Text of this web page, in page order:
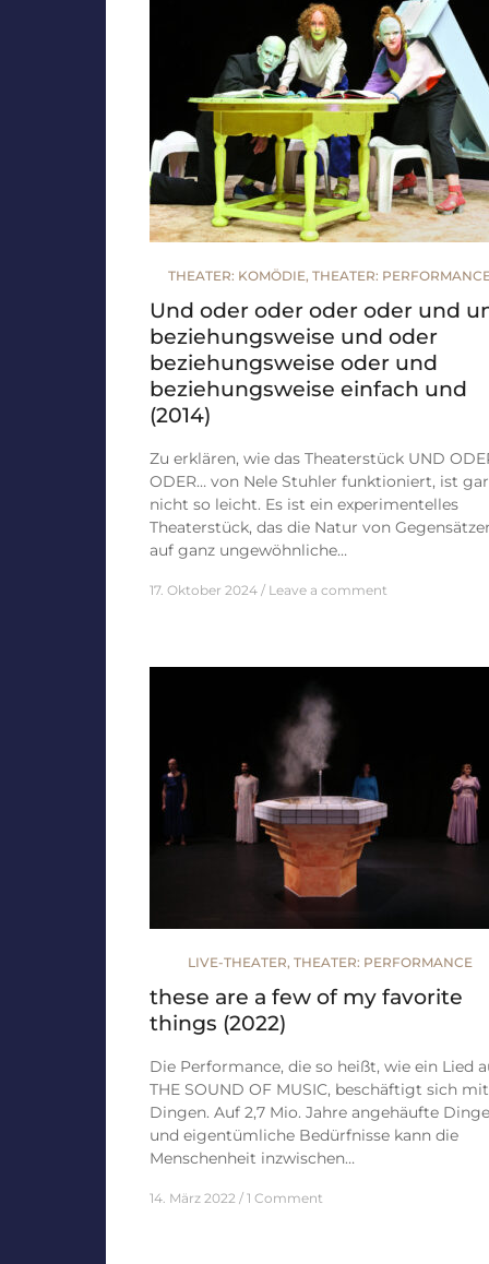
THEATER: KOMÖDIE, THEATER: PERFORMANCE
Und oder oder oder oder und
beziehungsweise und oder
beziehungsweise oder und
beziehungsweise einfach und
(2014)
Zu erklären, wie das Theaterstück UND
ODER… von Nele Stuhler funktioniert, ist gar
nicht so leicht. Es ist ein experimentelles
Theaterstück, das die Natur von
auf ganz ungewöhnliche…
17. Oktober 2024 Leave a comment
LIVE-THEATER, THEATER: PERFORMANCE
these are a few of my favorite
things (2022)
Die Performance, die so heißt, wie ein Lied
THE SOUND OF MUSIC, beschäftigt sich mit
Dingen. Auf 2,7 Mio. Jahre angehäufte Dinge
und eigentümliche Bedürfnisse kann die
Menschenheit inzwischen…
14. März 2022 1 Comment